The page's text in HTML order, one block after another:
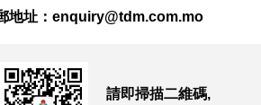
252
0
地址： enquiry@tdm.com.mo
請即掃描二維碼,